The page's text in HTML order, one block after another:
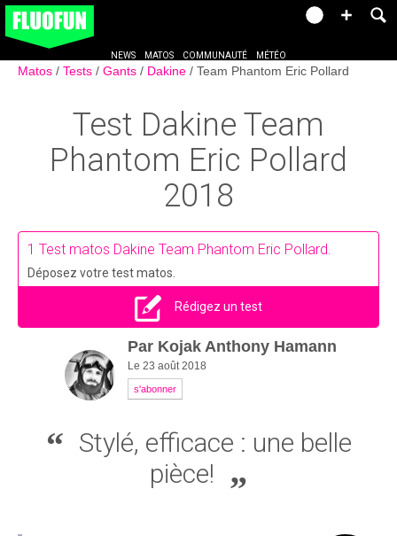
NEWS MATOS COMMUNAUTÉ MÉTÉO
Matos Tests Gants Dakine Team Phantom Eric Pollard
Test Dakine Team
Phantom Eric Pollard
2018
1 Test matos Dakine Team Phantom Eric Pollard.
Déposez votre test matos.
Rédigez un test
Par Kojak Anthony Hamann
Le 23 août 2018
s'abonner
Stylé, efficace : une belle
pièce!